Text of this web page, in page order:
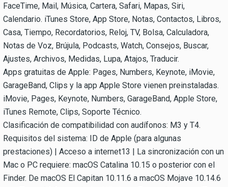
FaceTime, Mail, Música, Cartera, Safari, Mapas, Siri,
Calendario. iTunes Store, App Store, Notas, Contactos, Libros,
Casa, Tiempo, Recordatorios, Reloj, TV, Bolsa, Calculadora,
Notas de Voz, Brújula, Podcasts, Watch, Consejos, Buscar,
Ajustes, Archivos, Medidas, Lupa, Atajos, Traducir.
Apps gratuitas de Apple: Pages, Numbers, Keynote, iMovie,
GarageBand, Clips y la app Apple Store vienen preinstaladas.
iMovie, Pages, Keynote, Numbers, GarageBand, Apple Store,
iTunes Remote, Clips, Soporte Técnico.
Clasificación de compatibilidad con audífonos: M3 y T4.
Requisitos del sistema: ID de Apple (para algunas
prestaciones) | Acceso a internet13 | La sincronización con un
Mac o PC requiere: macOS Catalina 10.15 o posterior con el
Finder. De macOS El Capitan 10.11.6 a macOS Mojave 10.14.6